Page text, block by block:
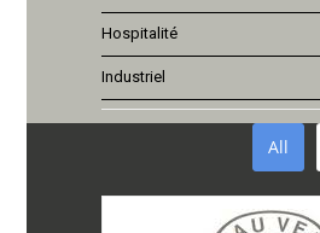
Hospitalité
Industriel
All